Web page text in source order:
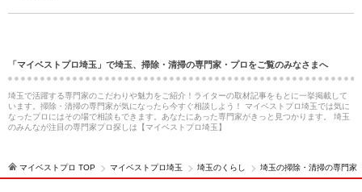
「マイベストプロ埼玉」で埼玉、掃除・清掃の専門家・プロをご覧のみなさまへ
埼玉で活躍する専門家のこだわりや魅力をご紹介！ライターの取材記事をもとに一挙掲載して
います。掃除・清掃の専門家が気になったら今すぐ相談しよう！ マイベストプロ埼玉では気に
なったプロにはその場で相談もできます。あなたにあった専門家がきっと見つかります。 埼玉
のみんなが注目の専門家プロ探しは【マイベストプロ埼玉】
マイベストプロ TOP マイベストプロ埼玉 埼玉のくらし 埼玉の掃除・清掃の専門家